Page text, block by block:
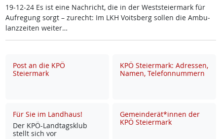
19-12-24 Es ist ei­ne Nach­richt, die in der West­s­tei­er­mark für
Auf­re­gung sorgt – zu­recht: Im LKH Voits­berg sol­len die Am­bu­
lanz­zei­ten wei­ter…
Post an die KPÖ
Steiermark
KPÖ Steiermark: Adressen,
Namen, Telefonnummern
Für Sie im Landhaus!
Der KPÖ-Land­tags­klub
stellt sich vor
Gemeinderät*innen der
KPÖ Steiermark